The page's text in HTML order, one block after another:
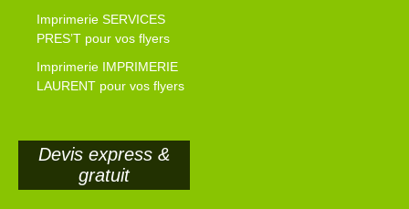
Imprimerie SERVICES
PRES’T pour vos flyers
Imprimerie IMPRIMERIE
LAURENT pour vos flyers
Devis express &
gratuit